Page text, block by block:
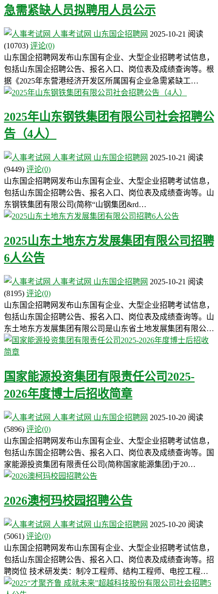
急需紧缺人员拟聘用人员公示
人事考试网 山东国企招聘网 2025-10-21 阅读
(10703) 评论(0)
山东国企招聘网发布山东国有企业、大型企业招聘考试信息，
包括山东国企招聘公告、报名入口、岗位表及成绩查询等。根
据《2025年东营港经济开发区所属国有企业急需紧缺工…
2025年山东钢铁集团有限公司社会招聘公
告（4人）
人事考试网 山东国企招聘网 2025-10-21 阅读
(9449) 评论(0)
山东国企招聘网发布山东国有企业、大型企业招聘考试信息，
包括山东国企招聘公告、报名入口、岗位表及成绩查询等。山
东钢铁集团有限公司(简称“山钢集团&rd…
2025山东土地东方发展集团有限公司招聘
6人公告
人事考试网 山东国企招聘网 2025-10-21 阅读
(8195) 评论(0)
山东国企招聘网发布山东国有企业、大型企业招聘考试信息，
包括山东国企招聘公告、报名入口、岗位表及成绩查询等。山
东土地东方发展集团有限公司是山东省土地发展集团有限公…
国家能源投资集团有限责任公司2025-
2026年度博士后招收简章
人事考试网 山东国企招聘网 2025-10-20 阅读
(5896) 评论(0)
山东国企招聘网发布山东国有企业、大型企业招聘考试信息，
包括山东国企招聘公告、报名入口、岗位表及成绩查询等。国
家能源投资集团有限责任公司(简称国家能源集团)于20…
2026澳柯玛校园招聘公告
人事考试网 山东国企招聘网 2025-10-20 阅读
(5061) 评论(0)
山东国企招聘网发布山东国有企业、大型企业招聘考试信息，
包括山东国企招聘公告、报名入口、岗位表及成绩查询等。招
聘岗位 技术研发类：制冷工程师、结构工程师、电控工程…